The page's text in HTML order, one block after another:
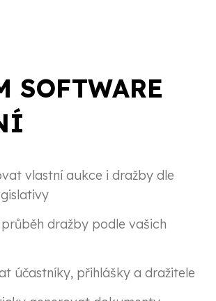
SOFTWARE
vlastní aukce i dražby dle
dražby podle vašich
účastníky, přihlášky a dražitele